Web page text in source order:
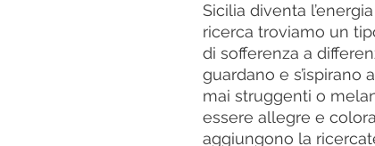
Sicilia diventa
ricerca troviamo un
di sofferenza a
guardano e s’ispirano
mai struggenti o
essere allegre e
aggiungono la